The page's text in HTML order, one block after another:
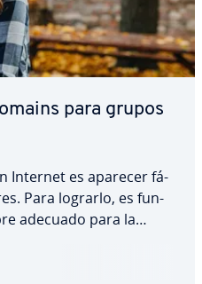
para grupos
Internet es aparecer fá­
Para lograrlo, es fu­n­
adecuado para la
con un dominio